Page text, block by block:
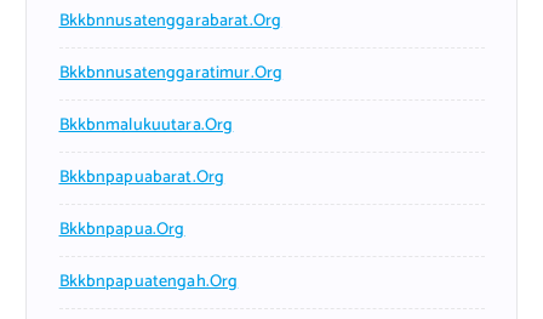
Bkkbnnusatenggarabarat.org
Bkkbnnusatenggaratimur.org
Bkkbnmalukuutara.org
Bkkbnpapuabarat.org
Bkkbnpapua.org
Bkkbnpapuatengah.org